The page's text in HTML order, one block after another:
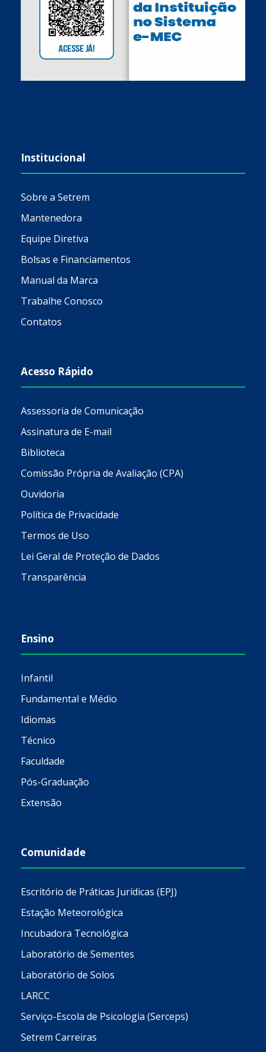
Institucional
Sobre a Setrem
Mantenedora
Equipe Diretiva
Bolsas e Financiamentos
Manual da Marca
Trabalhe Conosco
Contatos
Acesso Rápido
Assessoria de Comunicação
Assinatura de E-mail
Biblioteca
Comissão Própria de Avaliação (CPA)
Ouvidoria
Política de Privacidade
Termos de Uso
Lei Geral de Proteção de Dados
Transparência
Ensino
Infantil
Fundamental e Médio
Idiomas
Técnico
Faculdade
Pós-Graduação
Extensão
Comunidade
Escritório de Práticas Jurídicas (EPJ)
Estação Meteorológica
Incubadora Tecnológica
Laboratório de Sementes
Laboratório de Solos
LARCC
Serviço-Escola de Psicologia (Serceps)
Setrem Carreiras